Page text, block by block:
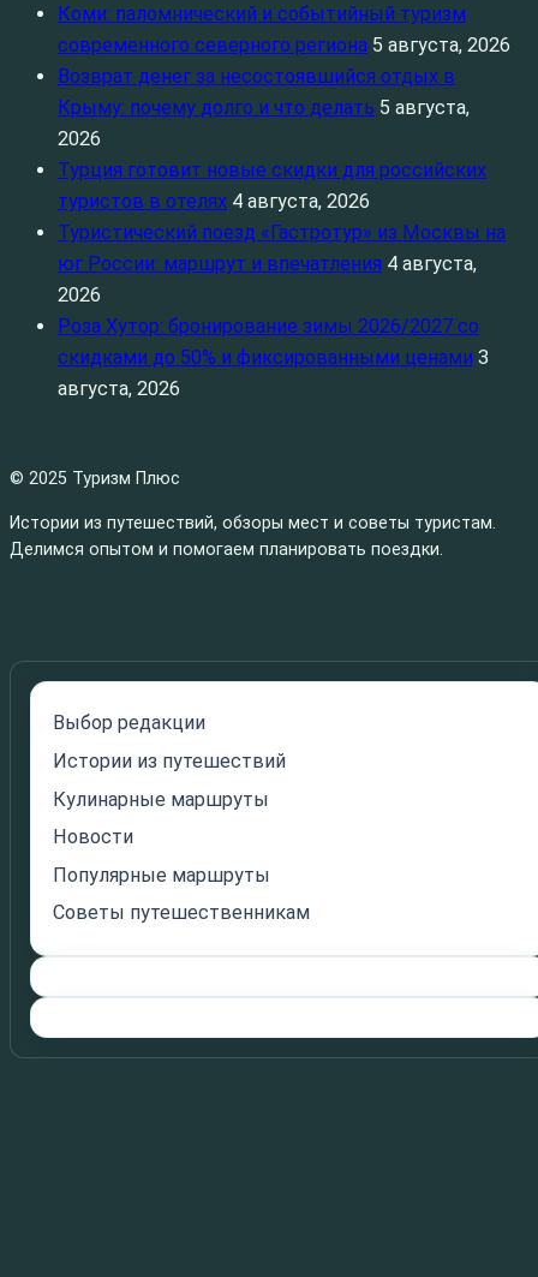
Коми: паломнический и событийный туризм
современного северного региона 5 августа, 2026
Возврат денег за несостоявшийся отдых в
Крыму: почему долго и что делать 5 августа,
2026
Турция готовит новые скидки для российских
туристов в отелях 4 августа, 2026
Туристический поезд «Гастротур» из Москвы на
юг России: маршрут и впечатления 4 августа,
2026
Роза Хутор: бронирование зимы 2026/2027 со
скидками до 50% и фиксированными ценами 3
августа, 2026
© 2025 Туризм Плюс
Истории из путешествий, обзоры мест и советы туристам.
Делимся опытом и помогаем планировать поездки.
Выбор редакции
Истории из путешествий
Кулинарные маршруты
Новости
Популярные маршруты
Советы путешественникам